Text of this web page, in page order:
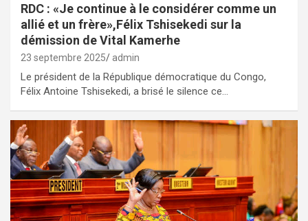
RDC : «Je continue à le considérer comme un
allié et un frère»,Félix Tshisekedi sur la
démission de Vital Kamerhe
23 septembre 2025 admin
Le président de la République démocratique du Congo,
Félix Antoine Tshisekedi, a brisé le silence ce…